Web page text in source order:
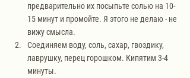
предварительно их посыпьте солью на 10-
15 минут и промойте. Я этого не делаю - не
вижу смысла.
Соединяем воду, соль, сахар, гвоздику,
лаврушку, перец горошком. Кипятим 3-4
минуты.